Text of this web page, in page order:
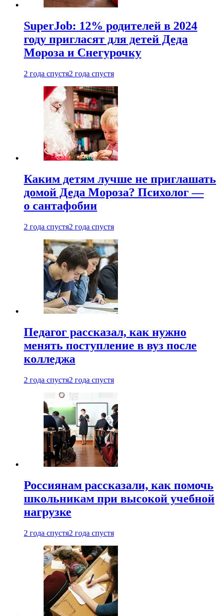
SuperJob: 12% родителей в 2024
году пригласят для детей Деда
Мороза и Снегурочку
2 года спустя2 года спустя
Каким детям лучше не приглашать
домой Деда Мороза? Психолог —
о сантафобии
2 года спустя2 года спустя
Педагог рассказал, как нужно
менять поступление в вуз после
колледжа
2 года спустя2 года спустя
Россиянам рассказали, как помочь
школьникам при высокой учебной
нагрузке
2 года спустя2 года спустя